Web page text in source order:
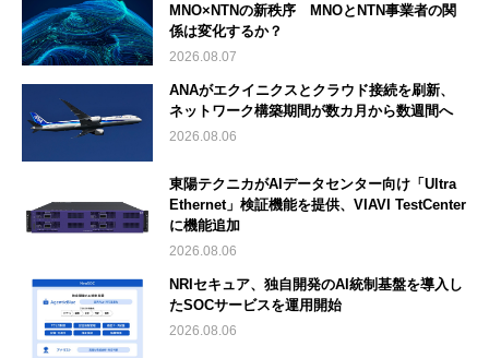
MNO×NTNの新秩序 MNOとNTN事業者の関
係は変化するか？
2026.08.07
ANAがエクイニクスとクラウド接続を刷新、
ネットワーク構築期間が数カ月から数週間へ
2026.08.06
東陽テクニカがAIデータセンター向け「Ultra
Ethernet」検証機能を提供、VIAVI TestCenter
に機能追加
2026.08.06
NRIセキュア、独自開発のAI統制基盤を導入し
たSOCサービスを運用開始
2026.08.06